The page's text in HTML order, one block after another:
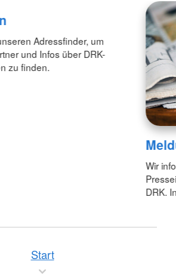
Adressfinder, um
und Infos über DRK-
zu finden.
Wir
DRK.
Start